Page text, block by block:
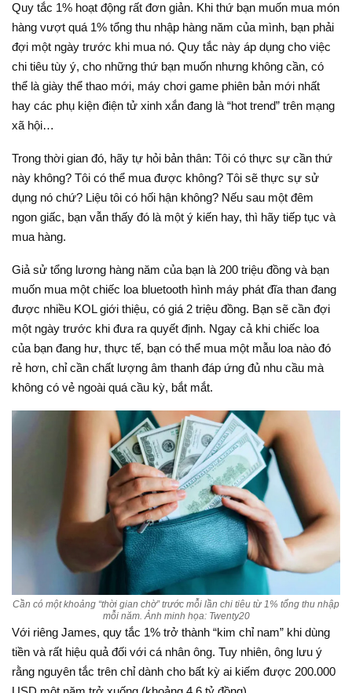
Quy tắc 1% hoạt động rất đơn giản. Khi thứ bạn muốn mua món
hàng vượt quá 1% tổng thu nhập hàng năm của mình, bạn phải
đợi một ngày trước khi mua nó. Quy tắc này áp dụng cho việc
chi tiêu tùy ý, cho những thứ bạn muốn nhưng không cần, có
thể là giày thể thao mới, máy chơi game phiên bản mới nhất
hay các phụ kiện điện tử xinh xắn đang là “hot trend” trên mạng
xã hội…
Trong thời gian đó, hãy tự hỏi bản thân: Tôi có thực sự cần thứ
này không? Tôi có thể mua được không? Tôi sẽ thực sự sử
dụng nó chứ? Liệu tôi có hối hận không? Nếu sau một đêm
ngon giấc, bạn vẫn thấy đó là một ý kiến hay, thì hãy tiếp tục và
mua hàng.
Giả sử tổng lương hàng năm của bạn là 200 triệu đồng và bạn
muốn mua một chiếc loa bluetooth hình máy phát đĩa than đang
được nhiều KOL giới thiệu, có giá 2 triệu đồng. Bạn sẽ cần đợi
một ngày trước khi đưa ra quyết định. Ngay cả khi chiếc loa
của bạn đang hư, thực tế, bạn có thể mua một mẫu loa nào đó
rẻ hơn, chỉ cần chất lượng âm thanh đáp ứng đủ nhu cầu mà
không có vẻ ngoài quá cầu kỳ, bắt mắt.
Cần có một khoảng “thời gian chờ” trước mỗi lần chi tiêu từ 1% tổng thu nhập
mỗi năm. Ảnh minh họa: Twenty20
Với riêng James, quy tắc 1% trở thành “kim chỉ nam” khi dùng
tiền và rất hiệu quả đối với cá nhân ông. Tuy nhiên, ông lưu ý
rằng nguyên tắc trên chỉ dành cho bất kỳ ai kiếm được 200.000